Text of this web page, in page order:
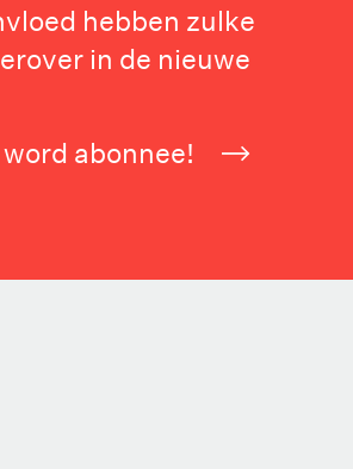
hebben zulke
in de nieuwe
abonnee!